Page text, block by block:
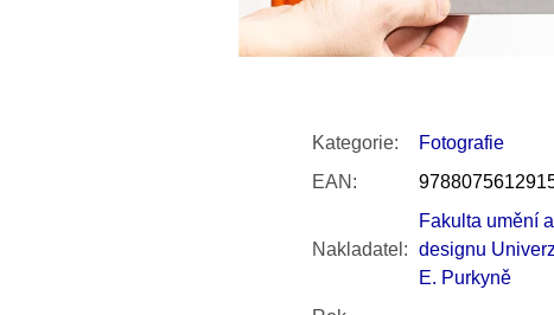
Kategorie:
Fotografie
EAN :
Nakladatel :
Fakulta umění a
designu
E. Purkyně